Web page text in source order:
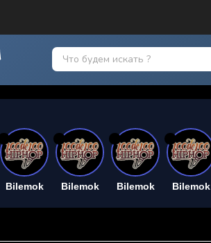
Bilemok Bilemok Bilemok Bilemok